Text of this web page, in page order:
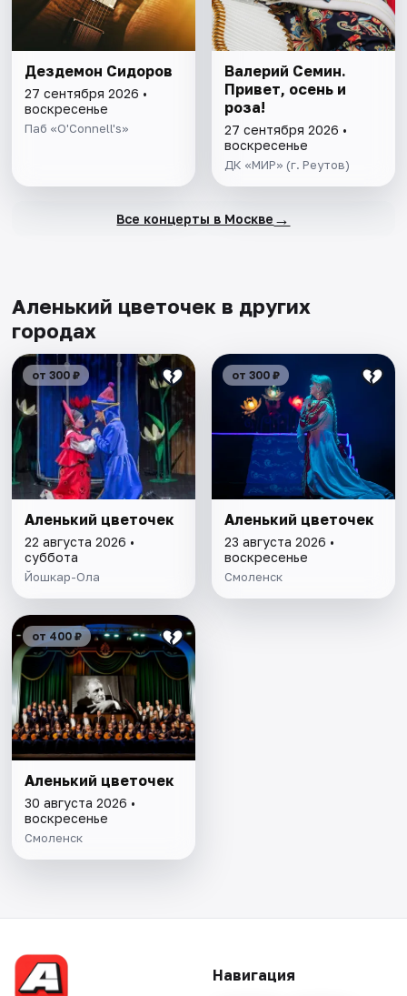
Дездемон Сидоров
27 сентября 2026 •
воскресенье
Паб «O'Connell's»
Валерий Семин.
Привет, осень и
роза!
27 сентября 2026 •
воскресенье
ДК «МИР» (г. Реутов)
Все концерты в Москве →
Аленький цветочек в других
городах
от 300 ₽
Аленький цветочек
22 августа 2026 •
суббота
Йошкар-Ола
от 300 ₽
Аленький цветочек
23 августа 2026 •
воскресенье
Смоленск
от 400 ₽
Аленький цветочек
30 августа 2026 •
воскресенье
Смоленск
Навигация